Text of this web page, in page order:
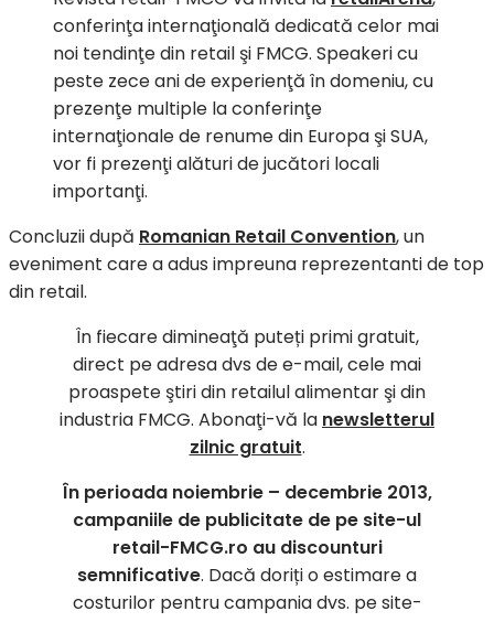
conferinţa internaţională dedicată celor mai
noi tendinţe din retail şi FMCG. Speakeri cu
peste zece ani de experienţă în domeniu, cu
prezenţe multiple la conferinţe
internaţionale de renume din Europa şi SUA,
vor fi prezenţi alături de jucători locali
importanţi.
Concluzii după Romanian Retail Convention, un
eveniment care a adus impreuna reprezentanti de top
din retail.
În fiecare dimineaţă puteți primi gratuit,
direct pe adresa dvs de e-mail, cele mai
proaspete ştiri din retailul alimentar şi din
industria FMCG. Abonaţi-vă la newsletterul
zilnic gratuit.
În perioada noiembrie – decembrie 2013,
campaniile de publicitate de pe site-ul
retail-FMCG.ro au discounturi
semnificative. Dacă doriți o estimare a
costurilor pentru campania dvs. pe site-